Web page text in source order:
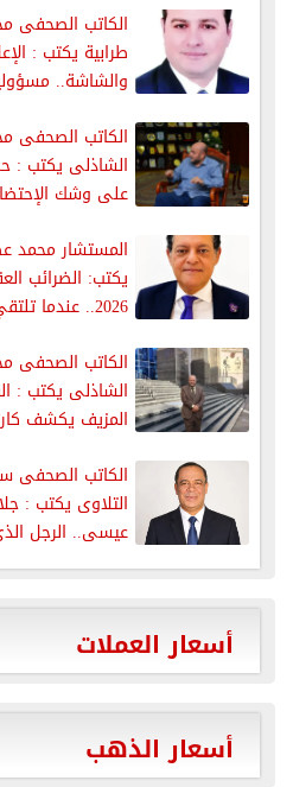
الكاتب الصحفى
طرابية يكتب :
والشاشة..
الكاتب الصحفى
الشاذلى يكتب :
على وشك
المستشار محمد
يكتب: الضرائب
2026.. عندما
الكاتب الصحفى
الشاذلى يكتب :
المزيف يكشف
الكاتب الصحفى
التلاوى يكتب :
عيسى.. الرجل
اسمة...
أسعار العملات
أسعار الذهب